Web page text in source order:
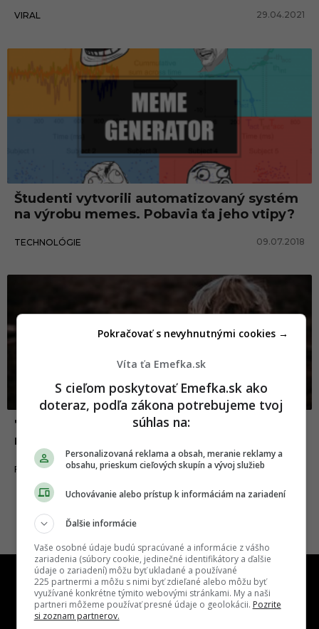
VIRAL 29.04.2021
Študenti vytvorili automatizovaný systém
na výrobu memes. Pobavia ťa jeho vtipy?
TECHNOLÓGIE 09.07.2018
7 pravidiel, ktorými sa vždy podvedome
riadime
FAKTY A ZAUJÍMAVOSTI 06.03.2018
Víta ťa Emefka.sk
S cieľom poskytovať Emefka.sk ako
doteraz, podľa zákona potrebujeme tvoj
súhlas na:
Personalizovaná reklama a obsah, meranie reklamy a
obsahu, prieskum cieľových skupín a vývoj služieb
Uchovávanie alebo prístup k informáciám na zariadení
Ďalšie informácie
Vaše osobné údaje budú spracúvané a informácie z vášho
zariadenia (súbory cookie, jedinečné identifikátory a ďalšie
údaje o zariadení) môžu byť ukladané a používané
225 partnermi a môžu s nimi byť zdieľané alebo môžu byť
využívané konkrétne týmito webovými stránkami. My a naši
partneri môžeme používať presné údaje o geolokácii. Pozrite
si zoznam partnerov.
Pokračovať s nevyhnutnými cookies →